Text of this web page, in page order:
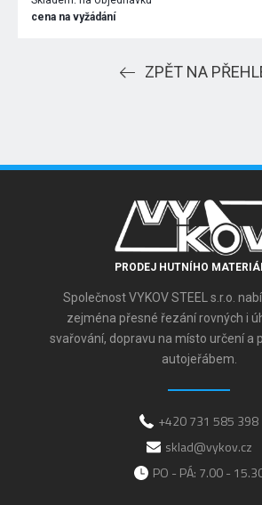
cena na vyžádání
ZPĚT NA
PRODEJ HUTNÍHO
Společnost VYKOV STEEL s.r.o.
zejména přesné řezání rovných i
svařování, dopravu na místo určení a
autojeřábem.
+420 731 585 398
sklad@vykov.cz
PO - PÁ: 7.00 -